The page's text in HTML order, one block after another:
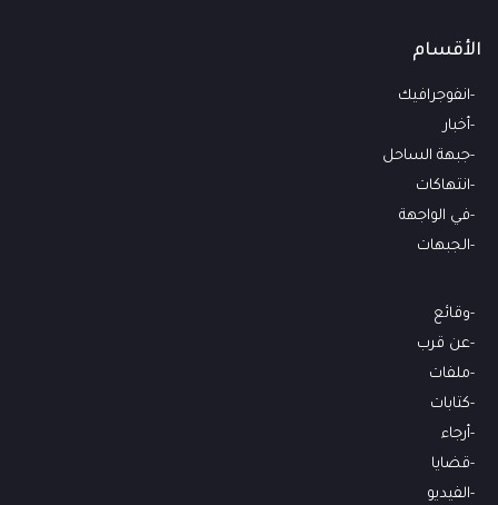
الأقسام
انفوجرافيك
أخبار
جبهة الساحل
انتهاكات
في الواجهة
الجبهات
وقائع
عن قرب
ملفات
كتابات
أرجاء
قضايا
الفيديو